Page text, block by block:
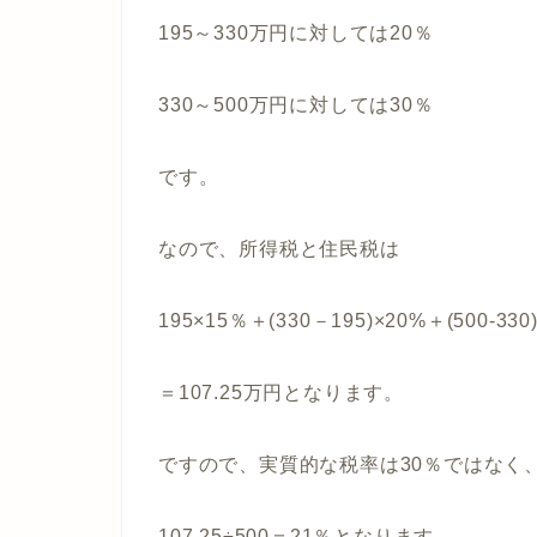
195～330万円に対しては20％
330～500万円に対しては30％
です。
なので、所得税と住民税は
195×15％＋(330－195)×20%＋(500-
＝107.25万円となります。
ですので、実質的な税率は30％ではなく、